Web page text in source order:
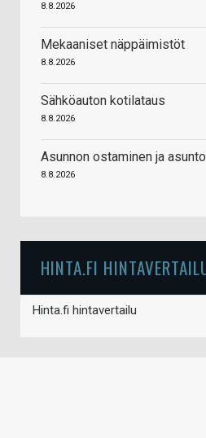
8.8.2026
Mekaaniset näppäimistöt
8.8.2026
Sähköauton kotilataus
8.8.2026
Asunnon ostaminen ja
8.8.2026
HINTA.FI
Hinta.fi hintavertailu